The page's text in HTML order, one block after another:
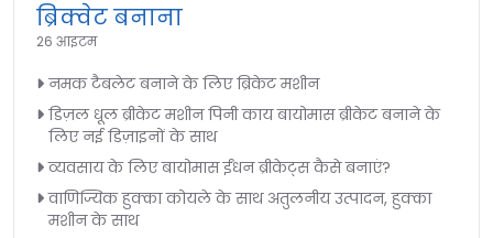
ब्रिक्वेट बनाना
26 आइटम
नमक टैबलेट बनाने के लिए ब्रिकेट मशीन
डिज़ल धूल ब्रीकेट मशीन पिनी काय बायोमास ब्रीकेट बनाने के
लिए नई डिज़ाइनों के साथ
व्यवसाय के लिए बायोमास ईंधन ब्रीकेट्स कैसे बनाएं?
वाणिज्यिक हुक्का कोयले के साथ अतुलनीय उत्पादन, हुक्का
मशीन के साथ